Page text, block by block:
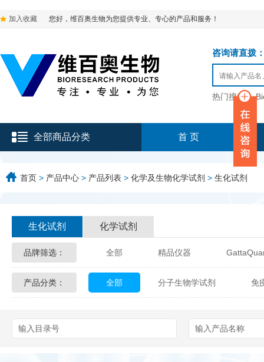
加入收藏 您好，维百奥生物为您提供专业、专心的产品和服务！
咨询请直拨
热门搜索：
全部商品分类 首 页
首页 > 产品中心 > 产品列表 > 化学及生物化学试剂 > 生化试剂
生化试剂 化学试剂
品牌筛选： 全部 精品仪器
Glycon Biochem Sterlitech
产品分类： 全部 分子生物学试剂 免